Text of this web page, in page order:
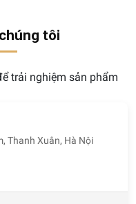
tôi
trải nghiệm sản phẩm
Thanh Xuân, Hà Nội